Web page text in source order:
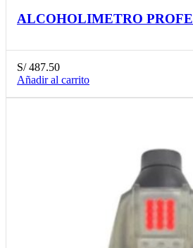
ALCOHOLIMETRO
S/487.50
Añadir al carrito